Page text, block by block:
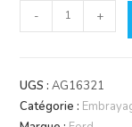
quantité
de
d'embrayage
- +
UGS :AG16321
Catégorie :